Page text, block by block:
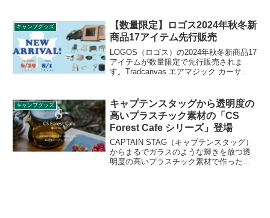
た世界未発売のカーミットミドルチェア
が2021年1月29日21時から先着数量限定
販売されます。
キャンプグッズ
【数量限定】ロゴス2024年秋冬新
商品17アイテム先行販売
LOGOS（ロゴス）の2024年秋冬新商品17
アイテムが数量限定で先行販売されま
す。Tradcanvas エアマジック カーサイ
ス（AC・DC）など注目の新商品が続々登
場します。詳細をレビューします。
キャンプグッズ
キャプテンスタッグから透明度の
高いプラスチック素材の「CS
Forest Cafe シリーズ」登場
CAPTAIN STAG（キャプテンスタッグ）
からまるでガラスのような輝きを放つ透
明度の高いプラスチック素材で作った